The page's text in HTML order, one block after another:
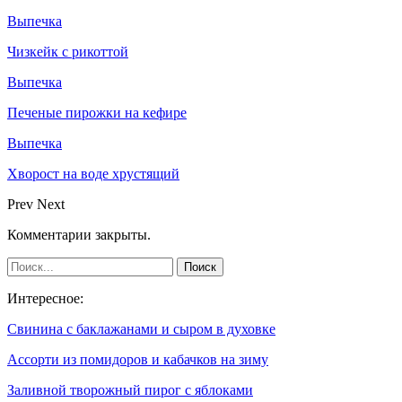
Выпечка
Чизкейк с рикоттой
Выпечка
Печеные пирожки на кефире
Выпечка
Хворост на воде хрустящий
Prev Next
Комментарии закрыты.
Интересное:
Свинина с баклажанами и сыром в духовке
Ассорти из помидоров и кабачков на зиму
Заливной творожный пирог с яблоками